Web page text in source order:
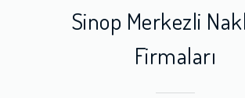
Sinop Merkezli
Firmaları